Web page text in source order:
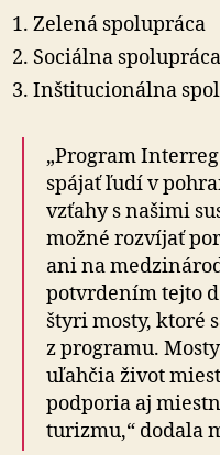
Zelená spolupráca
Sociálna spolupráca
Inštitucionálna
„Program
spájať ľudí v
vzťahy s našimi
možné rozvíjať
ani na
potvrdením tejto
štyri mosty, ktoré
z programu.
uľahčia život
podporia aj
turizmu,“ dodala